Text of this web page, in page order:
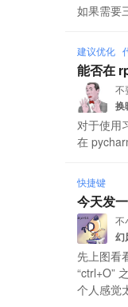
如果需要
建议优化
能否在
不
换
对于使用
在
快捷键
今天发
不
幻
先上图看
“ctrl+O”
个人感觉